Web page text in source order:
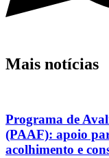
Mais notícias
Programa de
(PAAF): apoio
acolhimento e